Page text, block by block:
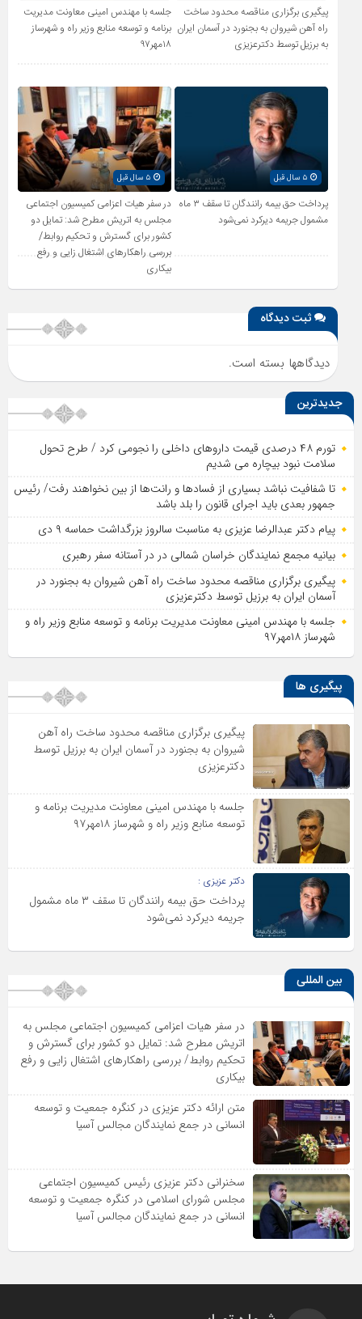
پیگیری برگزاری مناقصه محدود ساخت
راه آهن شیروان به بجنورد در آسمان ایران
به برزیل توسط دکترعزیزی
جلسه با مهندس امینی معاونت مدیریت
برنامه و توسعه منابع وزیر راه و شهرساز
۱۸مهر۹۷
۵ سال قبل
پرداخت حق بیمه رانندگان تا سقف ۳ ماه
مشمول جریمه دیرکرد نمی‌شود
۵ سال قبل
در سفر هیات اعزامی کمیسیون اجتماعی
مجلس به اتریش مطرح شد: تمایل دو
کشور برای گسترش و تحکیم روابط/
بررسی راهکارهای اشتغال زایی و رفع
بیکاری
ثبت دیدگاه
دیدگاهها بسته است.
جدیدترین
تورم ۴۸ درصدی قیمت داروهای داخلی را نجومی کرد / طرح تحول
سلامت نبود بیچاره می شدیم
تا شفافیت نباشد بسیاری از فساد‌ها و رانت‌ها از بین نخواهند رفت/ رئیس
جمهور بعدی باید اجرای قانون را بلد باشد
پیام دکتر عبدالرضا عزیزی به مناسبت سالروز بزرگداشت حماسه ۹ دی
بیانیه مجمع نمایندگان خراسان شمالی در در آستانه سفر رهبری
پیگیری برگزاری مناقصه محدود ساخت راه آهن شیروان به بجنورد در
آسمان ایران به برزیل توسط دکترعزیزی
جلسه با مهندس امینی معاونت مدیریت برنامه و توسعه منابع وزیر راه و
شهرساز ۱۸مهر۹۷
پیگیری ها
پیگیری برگزاری مناقصه محدود ساخت راه آهن
شیروان به بجنورد در آسمان ایران به برزیل توسط
دکترعزیزی
جلسه با مهندس امینی معاونت مدیریت برنامه و
توسعه منابع وزیر راه و شهرساز ۱۸مهر۹۷
دکتر عزیزی :
پرداخت حق بیمه رانندگان تا سقف ۳ ماه مشمول
جریمه دیرکرد نمی‌شود
بین المللی
در سفر هیات اعزامی کمیسیون اجتماعی مجلس به
اتریش مطرح شد: تمایل دو کشور برای گسترش و
تحکیم روابط/ بررسی راهکارهای اشتغال زایی و رفع
بیکاری
متن ارائه دکتر عزیزى در کنگره جمعیت و توسعه
انسانى در جمع نمایندگان مجالس آسیا
سخنرانى دکتر عزیزى رئیس کمیسیون اجتماعى
مجلس شوراى اسلامى در کنگره جمعیت و توسعه
انسانى در جمع نمایندگان مجالس آسیا